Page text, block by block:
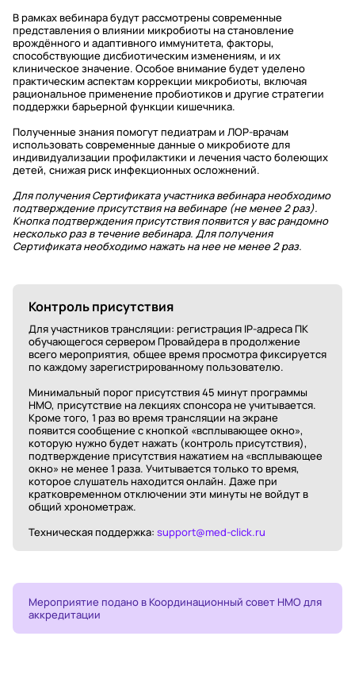
В рамках вебинара будут рассмотрены современные
представления о влиянии микробиоты на становление
врождённого и адаптивного иммунитета, факторы,
способствующие дисбиотическим изменениям, и их
клиническое значение. Особое внимание будет уделено
практическим аспектам коррекции микробиоты, включая
рациональное применение пробиотиков и другие стратегии
поддержки барьерной функции кишечника.
Полученные знания помогут педиатрам и ЛОР-врачам
использовать современные данные о микробиоте для
индивидуализации профилактики и лечения часто болеющих
детей, снижая риск инфекционных осложнений.
Для получения Сертификата участника вебинара необходимо
подтверждение присутствия на вебинаре (не менее 2 раз).
Кнопка подтверждения присутствия появится у вас рандомно
несколько раз в течение вебинара. Для получения
Сертификата необходимо нажать на нее не менее 2 раз.
Контроль присутствия
Для участников трансляции: регистрация IP-адреса ПК
обучающегося сервером Провайдера в продолжение
всего мероприятия, общее время просмотра фиксируется
по каждому зарегистрированному пользователю.
Минимальный порог присутствия 45 минут программы
НМО, присутствие на лекциях спонсора не учитывается.
Кроме того, 1 раз во время трансляции на экране
появится сообщение с кнопкой «всплывающее окно»,
которую нужно будет нажать (контроль присутствия),
подтверждение присутствия нажатием на «всплывающее
окно» не менее 1 раза. Учитывается только то время,
которое слушатель находится онлайн. Даже при
кратковременном отключении эти минуты не войдут в
общий хронометраж.
Техническая поддержка: support@med-click.ru
Мероприятие подано в Координационный совет НМО для
аккредитации